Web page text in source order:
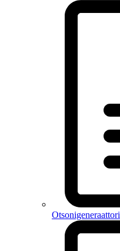
Otsonigeneraattori